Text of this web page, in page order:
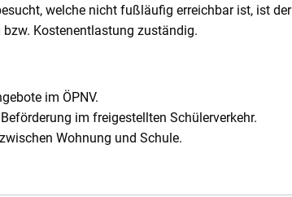
welche nicht fußläufig erreichbar ist, ist der
Kostenentlastung zuständig.
im ÖPNV.
im freigestellten Schülerverkehr.
Wohnung und Schule.